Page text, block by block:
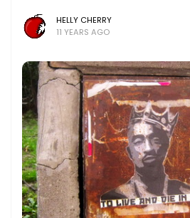
HELLY CHERRY
11 YEARS AGO